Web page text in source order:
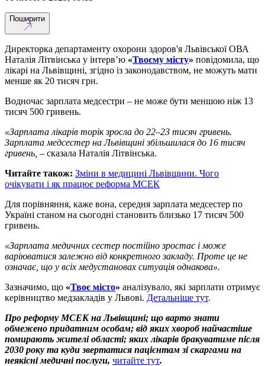
Поширити
Директорка департаменту охорони здоров'я Львівської ОВА
Наталія Літвінська у інтерв’ю «Твоєму місту» повідомила, що
лікарі на Львівщині, згідно із законодавством, не можуть мати
менше як 20 тисяч грн.
Водночас зарплата медсестри – не може бути меншою ніж 13
тисяч 500 гривень.
«Зарплата лікарів торік зросла до 22–23 тисяч гривень.
Зарплата медсестер на Львівщині збільшилася до 16 тисяч
гривень, – сказала Наталія Літвінська.
Читайте також: Зміни в медицині Львівщини. Чого
очікувати і як працює реформа МСЕК
Для порівняння, каже вона, середня зарплата медсестер по
Україні станом на сьогодні становить близько 17 тисяч 500
гривень.
«Зарплата медичних сестер постійно зростає і може
варіюватися залежно від конкретного закладу. Проте це не
означає, що у всіх медустановах ситуація однакова».
Зазначимо, що «Твоє місто» аналізувало, які зарплати отримує
керівництво медзакладів у Львові. Детальніше тут.
Про реформу МСЕК на Львівщині; що варто знати
обмежено придатним особам; від яких хвороб найчастіше
помирають жителі області; яких лікарів бракуватиме після
2030 року та куди звертатися пацієнтам зі скаргами на
неякісні медичні послуги, читайте тут.